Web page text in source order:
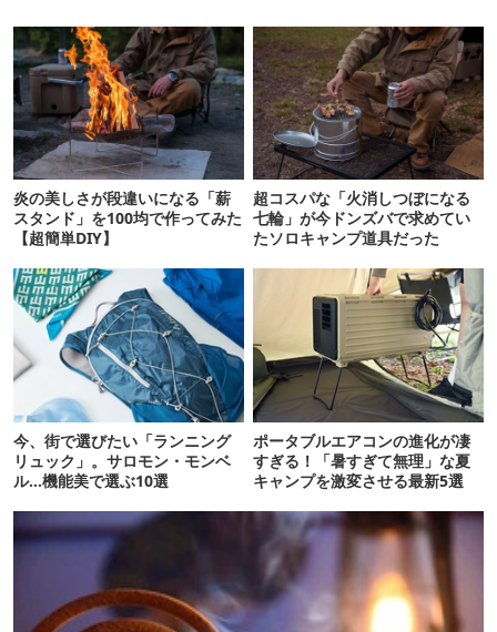
炎の美しさが段違いになる「薪
スタンド」を100均で作ってみた
【超簡単DIY】
超コスパな「火消しつぼになる
七輪」が今ドンズバで求めてい
たソロキャンプ道具だった
今、街で選びたい「ランニング
リュック」。サロモン・モンベ
ル…機能美で選ぶ10選
ポータブルエアコンの進化が凄
すぎる！「暑すぎて無理」な夏
キャンプを激変させる最新5選